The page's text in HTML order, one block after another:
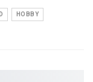
HOBBY